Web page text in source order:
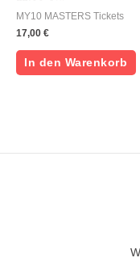
MY10 MASTERS Tickets
17,00 €
In den Warenkorb